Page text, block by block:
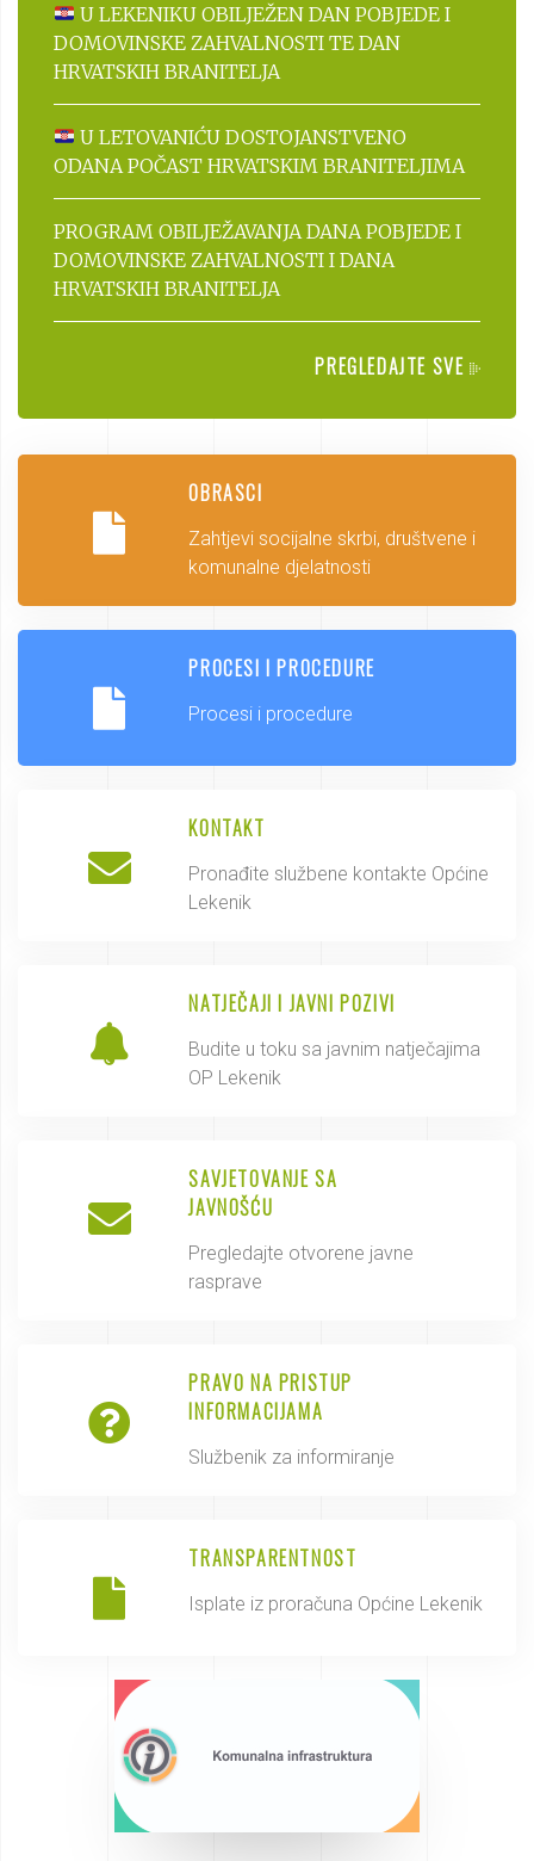
U LEKENIKU OBILJEŽEN DAN POBJEDE I
DOMOVINSKE ZAHVALNOSTI TE DAN
HRVATSKIH BRANITELJA
U LETOVANIĆU DOSTOJANSTVENO
ODANA POČAST HRVATSKIM BRANITELJIMA
PROGRAM OBILJEŽAVANJA DANA POBJEDE I
DOMOVINSKE ZAHVALNOSTI I DANA
HRVATSKIH BRANITELJA
PREGLEDAJTE SVE
OBRASCI
Zahtjevi socijalne skrbi, društvene i
komunalne djelatnosti
PROCESI I PROCEDURE
Procesi i procedure
KONTAKT
Pronađite službene kontakte Općine
Lekenik
NATJEČAJI I JAVNI POZIVI
Budite u toku sa javnim natječajima
OP Lekenik
SAVJETOVANJE SA
JAVNOŠĆU
Pregledajte otvorene javne
rasprave
PRAVO NA PRISTUP
INFORMACIJAMA
Službenik za informiranje
TRANSPARENTNOST
Isplate iz proračuna Općine Lekenik